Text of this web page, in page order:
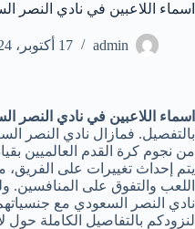
اسماء اللاعبين في نادي النصر السعودي 2024
admin 17 أكتوبر، 2024
اسماء اللاعبين في نادي النصر
بالتفصيل. فمازال نادي النصر
من نجوم كرة القدم العالميين
يتم إحداث تغييرات على الفريق،
اللعب والتفوق على المنافسين.
نادي النصر السعودي مع
لنزودكم بالتفاصيل الكاملة